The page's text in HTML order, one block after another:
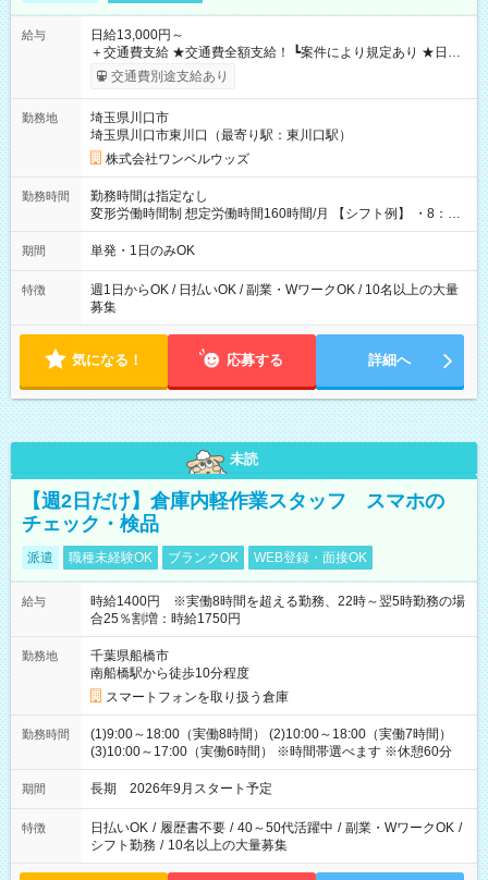
給与
日給13,000円～
＋交通費支給 ★交通費全額支給！ ┗案件により規定あり ★日払
いOK！（規定あり） ┗働いたその日に現金GET♪ お仕事後はコ
ンビニATMから 日払い分を引き落とせます！ 【試用期間】試
交通費別途支給あり
勤務地
埼玉県川口市
埼玉県川口市東川口（最寄り駅：東川口駅）
株式会社ワンベルウッズ
勤務時間
勤務時間は指定なし
変形労働時間制 想定労働時間160時間/月 【シフト例】 ・8：00
～21：00
期間 単発・1日のみOK
特徴
週1日からOK / 日払いOK / 副業・WワークOK / 10名以上の大量
募集
気になる！ 応募する 詳細へ
未読
【週2日だけ】倉庫内軽作業スタッフ スマホの
チェック・検品
派遣 職種未経験OK ブランクOK WEB登録・面接OK
給与
時給1400円 ※実働8時間を超える勤務、22時～翌5時勤務の場
合25％割増：時給1750円
勤務地
千葉県船橋市
南船橋駅から徒歩10分程度
スマートフォンを取り扱う倉庫
勤務時間
(1)9:00～18:00（実働8時間） (2)10:00～18:00（実働7時間）
(3)10:00～17:00（実働6時間） ※時間帯選べます ※休憩60分
期間 長期 2026年9月スタート予定
特徴 日払いOK / 履歴書不要 / 40～50代活躍中 / 副業・WワークOK /
シフト勤務 / 10名以上の大量募集